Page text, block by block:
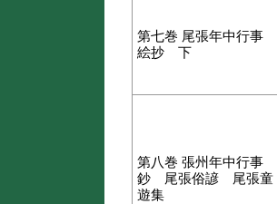
第七巻 尾張年中行事
絵抄 下
第八巻 張州年中行事
鈔 尾張俗諺 尾張童
遊集